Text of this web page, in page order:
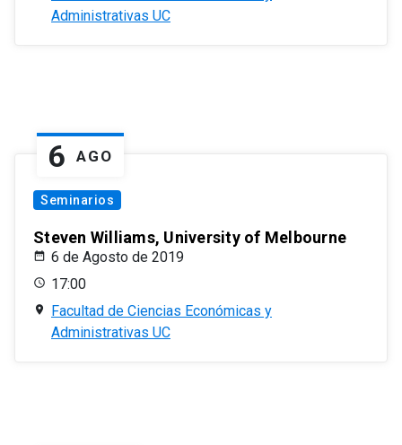
Administrativas UC
6 AGO
Seminarios
Steven Williams, University of Melbourne
6 de Agosto de 2019
17:00
Facultad de Ciencias Económicas y
Administrativas UC